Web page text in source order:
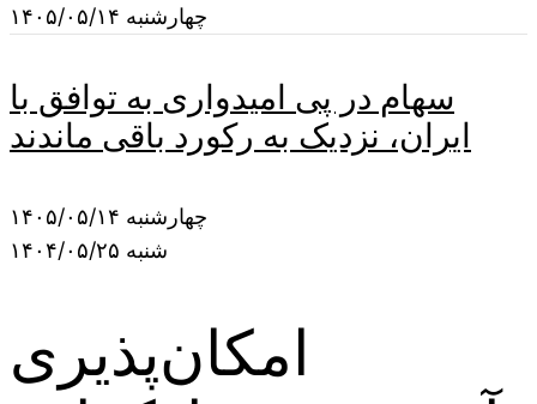
چهارشنبه ۱۴۰۵/۰۵/۱۴
سهام در پی امیدواری به توافق با
ایران، نزدیک به رکورد باقی ماندند
چهارشنبه ۱۴۰۵/۰۵/۱۴
شنبه ۱۴۰۴/۰۵/۲۵
امکان‌پذیری